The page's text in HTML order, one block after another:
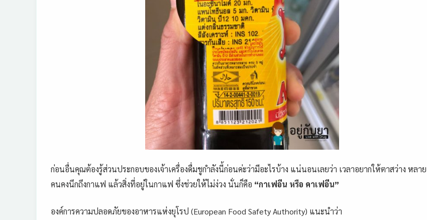
ก่อนอื่นคุณต้องรู้ส่วนประกอบของเจ้าเครื่องดื่มชูกำลังนี้ก่อนค่ะว่ามีอะไรบ้าง แน่นอนเลยว่า เวลาอยากให้ตาสว่าง หลาย
คนคงนึกถึงกาแฟ แล้วสิ่งที่อยู่ในกาแฟ ซึ่งช่วยให้ไม่ง่วง นั่นก็คือ “กาเฟอีน หรือ คาเฟอีน”
องค์การความปลอดภัยของอาหารแห่งยุโรป (European Food Safety Authority) แนะนำว่า